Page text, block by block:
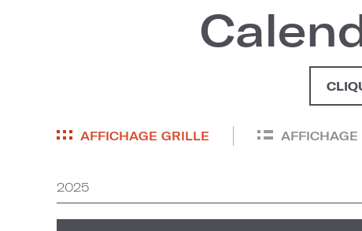
AFFICHAGE GRILLE AFFICHAGE
2025